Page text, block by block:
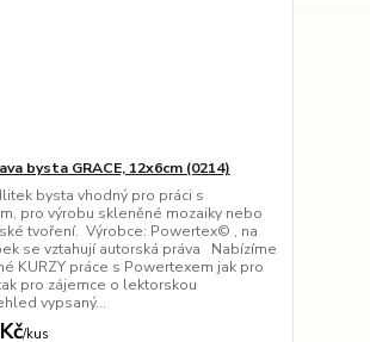
bysta GRACE, 12x6cm (0214)
bysta vhodný pro práci s
pro výrobu skleněné mozaiky nebo
tvoření. Výrobce: Powertex© , na
se vztahují autorská práva Nabízíme
KURZY práce s Powertexem jak pro
pro zájemce o lektorskou
vypsaný...
/kus